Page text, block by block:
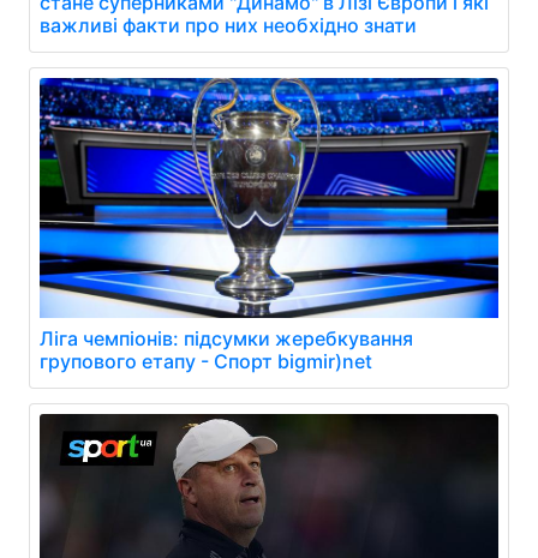
важливі факти про них необхідно знати
Ліга чемпіонів: підсумки жеребкування
групового етапу - Спорт bigmir)net